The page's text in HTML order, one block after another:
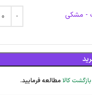
کالا مطالعه فرمایید.